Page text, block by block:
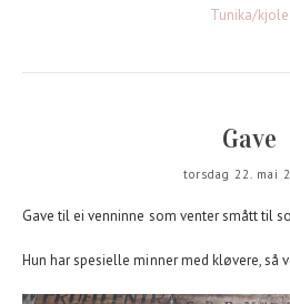
Tunika/kjole
Gave
torsdag 22. mai
Gave til ei venninne som venter smått til
Hun har spesielle minner med kløvere, så